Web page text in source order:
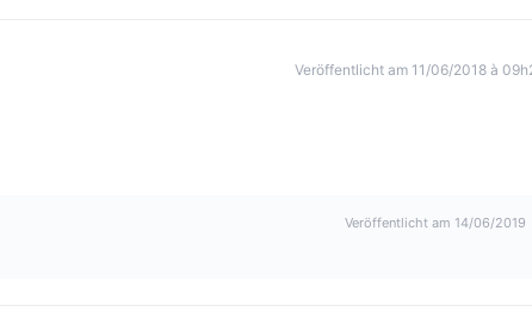
Veröffentlicht am 11/06/2018 à
Veröffentlicht am 14/06/2019